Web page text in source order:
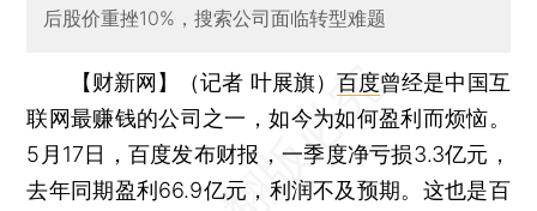
后股价重挫10%，搜索公司面临转型难题
【财新网】（记者 叶展旗） 百度曾经是中国互
联网最赚钱的公司之一，如今为如何盈利而烦恼。
5月17日，百度发布财报，一季度净亏损3.3亿元，
去年同期盈利66.9亿元，利润不及预期。这也是百